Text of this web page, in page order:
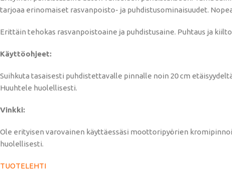
tarjoaa erinomaiset rasvanpoisto- ja puhdistusominaisuudet.
Erittäin tehokas rasvanpoistoaine ja puhdistusaine. Puhtaus ja
Käyttöohjeet:
Suihkuta tasaisesti puhdistettavalle pinnalle noin 20 cm
Huuhtele huolellisesti.
Vinkki:
Ole erityisen varovainen käyttäessäsi moottoripyörien
huolellisesti.
TUOTELEHTI